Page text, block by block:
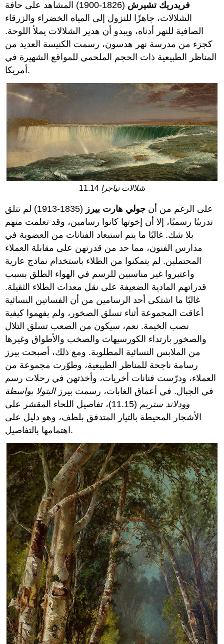
فريدريك تشيرش
(1826-1900) المشاهد على حافة
الشلالات، جاهزًا للنزول إلى المياه الخضراء والزرقاء
الصافية للنهر أدناه، ويبدو أن هدير الشلالات يملأ اللوحة.
كجزء من مدرسة نهر هدسون، رسمت الكنيسة العديد من
المناظر الطبيعية ذات الحجم الملحمي للمواقع الشهيرة في
أمريكا.
11.14 شلالات نياجرا
على الرغم من أن جولي هارت بيرز
(1835-1913) لم تتلق
تدريبًا رسميًا، إلا أن إخوتها كانوا رسامين، وقد تعلمت منهم
بلا شك. غالبًا ما يتم استبعاد الفنانات من العضوية في
مدارس الفنون، مما حد من قدرتهن على مقابلة العملاء
المحتملين. لم يتمكنوا من الطلاء باستخدام نماذج عارية
واعتبروا غير مناسبين للرسم في الهواء الطلق بسبب
قدراتهم المادية الضعيفة على نقل معدات الطلاء الثقيلة.
غالبًا ما اشتكى أحد الرسامين من أن الفساتين النسائية
أعاقت المجموعة أثناء تسلق الصخور، ولم يفهموا كيفية
نصب الخيمة. نعم، سيكون من الصعب تسلق التلال
والصخور بارتداء الكورسيهات والصخب والأطواق وغيرها
من الملابس النسائية المطلوبة. ومع ذلك، أصبحت بيرز
رسامة ناجحة للمناظر الطبيعية، وطوّرت مجموعة من
العملاء، ودرّست فنانات أخريات، وأخذتهن في رحلات رسم
في الجبال. في أعماق الغابات، رسمت بيرزالبتولا بواسطة
وودلاند ستريم
(11.15)، تفاصيل اللحاء المقشر على
الأشجار المحيطة بالتيار المتدفق بلطف، وهو دليل على
اهتمامها بالتفاصيل.